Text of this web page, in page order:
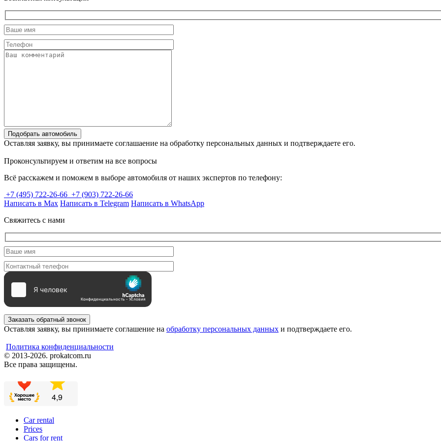
Подобрать автомобиль
Оставляя заявку, вы принимаете соглашаение на обработку персональных данных и подтверждаете его.
Проконсультируем и ответим на все вопросы
Всё расскажем и поможем в выборе автомобиля от наших экспертов по телефону:
+7 (495) 722-26-66 +7 (903) 722-26-66
Написать в Max Написать в Telegram Написать в WhatsApp
Свяжитесь с нами
Заказать обратный звонок
Оставляя заявку, вы принимаете соглашение на обработку персональных данных и подтверждаете его.
Политика конфиденциальности
© 2013-2026. prokatcom.ru
Все права защищены.
Car rental
Prices
Cars for rent